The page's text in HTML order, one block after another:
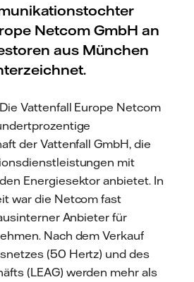
Netcom GmbH an
aus München
Vattenfall Europe Netcom
der Vattenfall GmbH, die
mit
Energiesektor anbietet. In
war die Netcom fast
Anbieter für
Nach dem Verkauf
(50 Hertz) und des
(LEAG) werden mehr als